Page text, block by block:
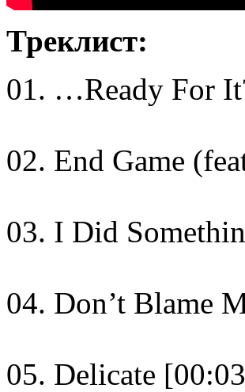
Треклист:
01. …Ready For
02. End Game
03. I Did
04. Don’t Blame
05. Delicate